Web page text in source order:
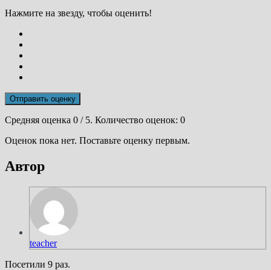
Нажмите на звезду, чтобы оценить!
Отправить оценку
Средняя оценка 0 / 5. Количество оценок: 0
Оценок пока нет. Поставьте оценку первым.
Автор
teacher
Посетили 9 раз.